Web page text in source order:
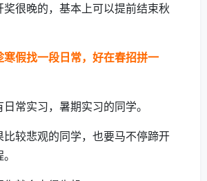
奖很晚的，基本上可以提前结束秋
寒假找一段日常，好在春招拼一
常实习，暑期实习的同学。
比较悲观的同学，也要马不停蹄开